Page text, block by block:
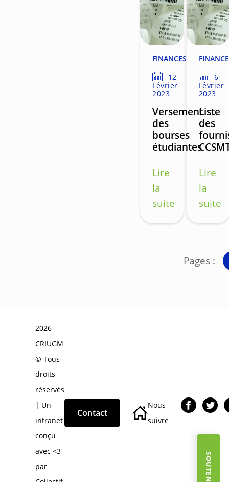
FINANCES
12
Février
2023
Versement
des
bourses
étudiantes
Lire
la
suite
6
Février
2023
Liste
des
Lire
la
suite
Pages :
2026
CRIUGM
© Tous
droits
réservés
| Un
intranet
conçu
avec <3
par
Contact
Nous
suivre